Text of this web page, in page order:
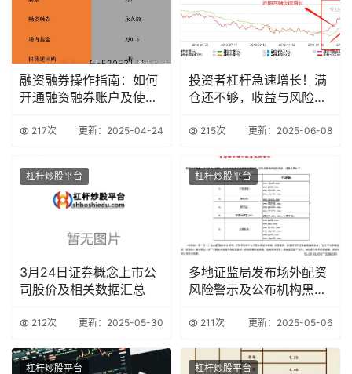
融资融券操作指南：如何
开通融资融券账户及使用
217次 更新：2025-04-24
投资者杠杆急速增长！满
仓还不够，收益与风险并
215次 更新：2025-06-08
杠杆炒股平台
3月24日证券概念上市公
司股价及相关数据汇总
212次 更新：2025-05-30
杠杆炒股平台
多地证监局发布场外配资
风险警示及公布机构黑名
211次 更新：2025-05-06
杠杆炒股平台 杠杆炒股平台